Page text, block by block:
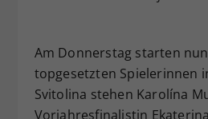
Am Donnerstag starten
topgesetzten Spielerinnen
Svitolina stehen Karolína
Vorjahresfinalistin